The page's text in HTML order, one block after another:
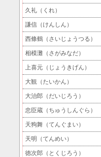
久礼（くれ）
謙信（けんしん）
西條鶴（さいじょうつる）
相模灘（さがみなだ）
上喜元（じょうきげん）
大観（たいかん）
大治郎（だいじろう）
忠臣蔵（ちゅうしんぐら）
天狗舞（てんぐまい）
天明（てんめい）
徳次郎（とくじろう）